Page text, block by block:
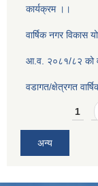
कार्यक्रम ।।
वार्षिक नगर विकास
आ.व. २०८१/८२ को
वडागत/क्षेत्रगत
Pages1
अन्य